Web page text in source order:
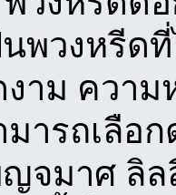
นพวงหรีด
งาม ควา
มารถเลือ
ญจมาศ ลิ